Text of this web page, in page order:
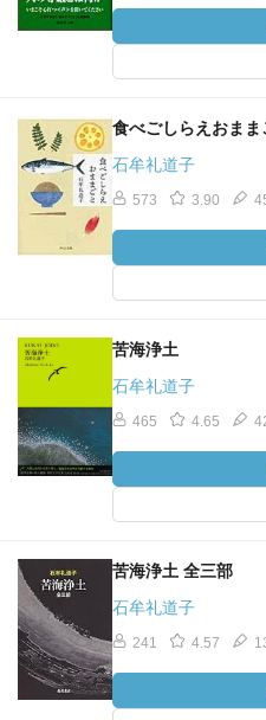
食べごしらえおま
石牟礼道子
573 3.90
苦海浄土
石牟礼道子
465 4.65
苦海浄土 全三部
石牟礼道子
241 4.57